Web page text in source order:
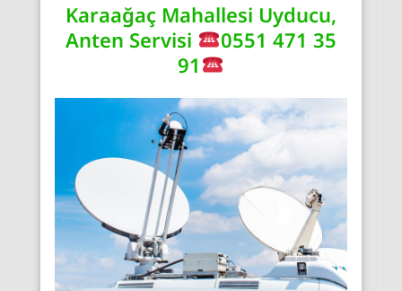
Karaağaç Mahallesi Uyducu,
Anten Servisi
0551 471 35
91